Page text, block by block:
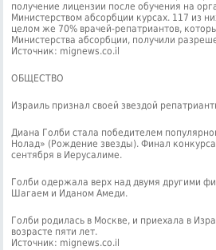
получение лицензии после обучения на
Министерством абсорбции курсах. 117 из
целом же 70% врачей-репатриантов,
Министерства абсорбции, получили
Источник: mignews.co.il
ОБЩЕСТВО
Израиль признал своей звездой
Диана Голби стала победителем
Нолад» (Рождение звезды). Финал
сентября в Иерусалиме.
Голби одержала верх над двумя другими
Шагаем и Иданом Амеди.
Голби родилась в Москве, и приехала в
возрасте пяти лет.
Источник: mignews.co.il